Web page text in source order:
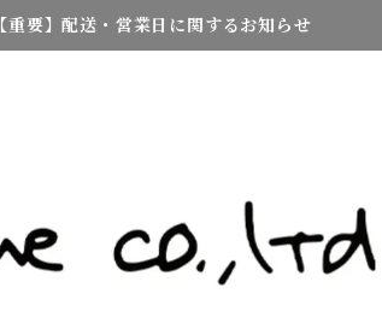
【重要】配送・営業日に関するお知らせ